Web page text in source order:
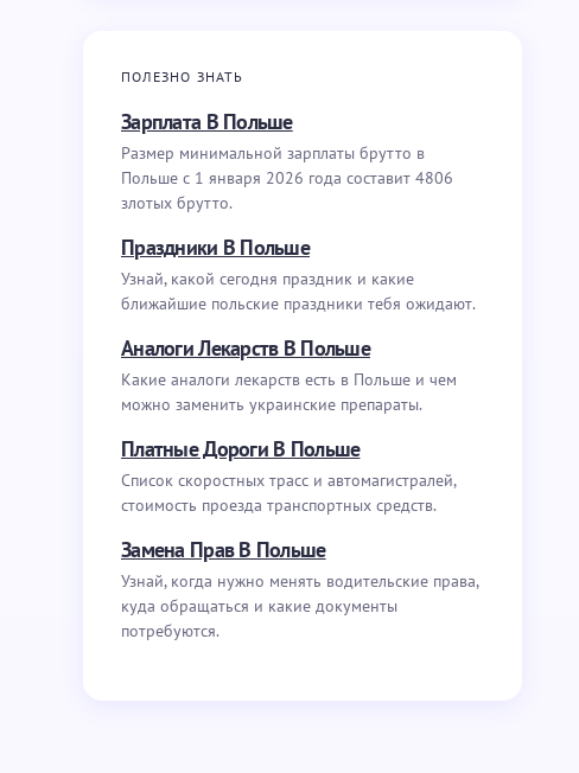
ПОЛЕЗНО ЗНАТЬ
Зарплата В Польше
Размер минимальной зарплаты брутто в
Польше с 1 января 2026 года составит 4806
злотых брутто.
Праздники В Польше
Узнай, какой сегодня праздник и какие
ближайшие польские праздники тебя ожидают.
Аналоги Лекарств В Польше
Какие аналоги лекарств есть в Польше и чем
можно заменить украинские препараты.
Платные Дороги В Польше
Список скоростных трасс и автомагистралей,
стоимость проезда транспортных средств.
Замена Прав В Польше
Узнай, когда нужно менять водительские права,
куда обращаться и какие документы
потребуются.